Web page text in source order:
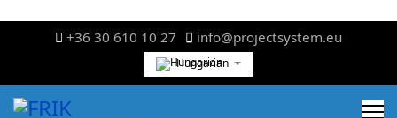
+36 30 610 10 27 info@projectsystem.eu
Hungarian